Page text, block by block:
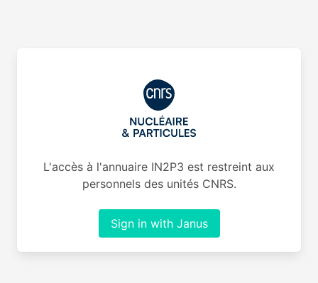
L'accès à l'annuaire IN2P3 est restreint aux
personnels des unités CNRS.
Sign in with Janus